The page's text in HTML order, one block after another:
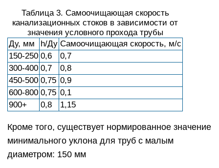
Таблица 3. Самоочищающая скорость
канализационных стоков в зависимости от
значения условного прохода трубы
Ду, мм
h/Ду Самоочищающая скорость, м/с
150-250 0,6
0,7
300-400 0,7
0,8
450-500 0,75 0,9
600-800 0,75 0,1
900+
0,8 1,15
Кроме того, существует нормированное значение
минимального уклона для труб с малым
диаметром: 150 мм